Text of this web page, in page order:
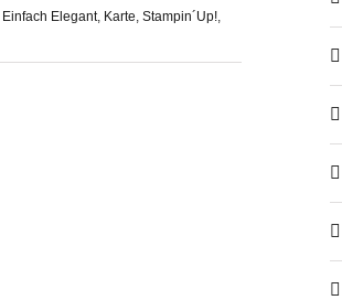
Einfach Elegant, Karte, Stampin´Up!,